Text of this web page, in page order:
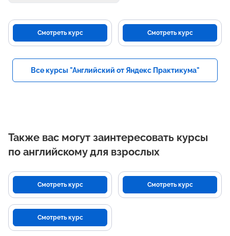
Смотреть курс Смотреть курс
Все курсы "Английский от Яндекс Практикума"
Также вас могут заинтересовать курсы
по английскому для взрослых
Смотреть курс Смотреть курс
Смотреть курс